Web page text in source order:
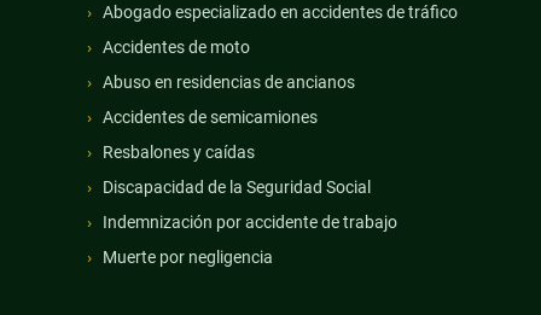
Abogado especializado en accidentes de tráfico
Accidentes de moto
Abuso en residencias de ancianos
Accidentes de semicamiones
Resbalones y caídas
Discapacidad de la Seguridad Social
Indemnización por accidente de trabajo
Muerte por negligencia